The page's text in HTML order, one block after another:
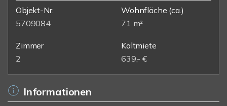
Objekt-Nr.
5709084
Wohnfläche (ca.)
71 m²
Zimmer
2
Kaltmiete
639,- €
Informationen